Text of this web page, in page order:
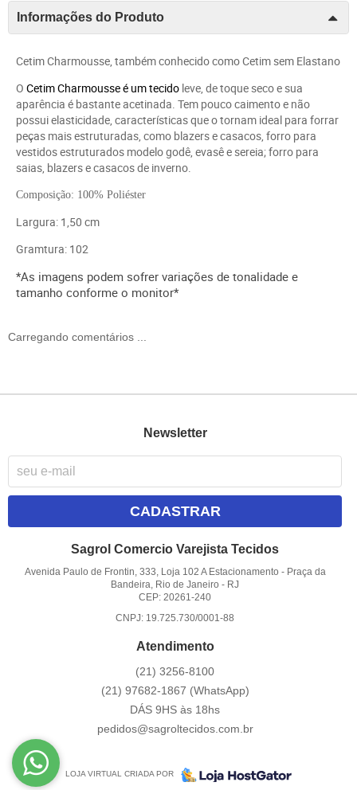
Informações do Produto
Cetim Charmousse, também conhecido como Cetim sem Elastano
O Cetim Charmousseé umtecido leve, de toque seco e sua
aparência é bastante acetinada. Tem pouco caimento e não
possui elasticidade, características que o tornam ideal para forrar
peças mais estruturadas, como blazers e casacos, forro para
vestidos estruturados modelo godê, evasê e sereia;forro para
saias, blazers e casacos de inverno.
Composição: 100% Poliéster
Largura: 1,50 cm
Gramtura: 102
*As imagens podem sofrer variações de tonalidade e
tamanho conforme o monitor*
Carregando comentários ...
Newsletter
CADASTRAR
Sagrol Comercio Varejista Tecidos
Avenida Paulo de Frontin, 333, Loja 102 A Estacionamento - Praça da
Bandeira, Rio de Janeiro - RJ
CEP: 20261-240
CNPJ: 19.725.730/0001-88
Atendimento
(21) 3256-8100
(21) 97682-1867 (WhatsApp)
DÁS 9HS às 18hs
pedidos@sagroltecidos.com.br
LOJA VIRTUAL CRIADA POR